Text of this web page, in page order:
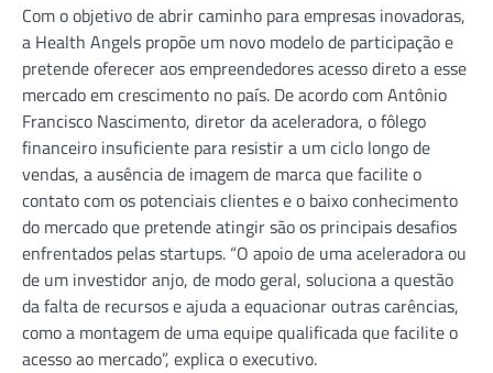
Com o objetivo de abrir caminho para empresas inovadoras,
a Health Angels propõe um novo modelo de participação e
pretende oferecer aos empreendedores acesso direto a esse
mercado em crescimento no país. De acordo com Antônio
Francisco Nascimento, diretor da aceleradora, o fôlego
financeiro insuficiente para resistir a um ciclo longo de
vendas, a ausência de imagem de marca que facilite o
contato com os potenciais clientes e o baixo conhecimento
do mercado que pretende atingir são os principais desafios
enfrentados pelas startups. “O apoio de uma aceleradora ou
de um investidor anjo, de modo geral, soluciona a questão
da falta de recursos e ajuda a equacionar outras carências,
como a montagem de uma equipe qualificada que facilite o
acesso ao mercado”, explica o executivo.